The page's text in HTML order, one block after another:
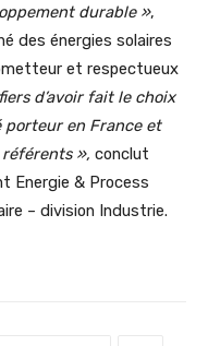
durable »,
des énergies solaires
et respectueux
d’avoir fait le choix
porteur en France et
référents », conclut
Energie & Process
– division Industrie.